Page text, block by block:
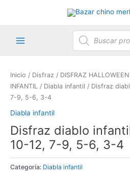
Búsqueda
de
productos
Inicio / Disfraz / DISFRAZ HALLOWEEN
INFANTIL / Diabla infantil / Disfraz
7-9, 5-6, 3-4
Diabla infantil
Disfraz diablo
10-12, 7-9, 5-6, 3-4
Categoría: Diabla infantil